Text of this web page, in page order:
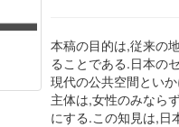
本稿の目的は,従来の
ることである.日本の
現代の公共空間とい
主体は,女性のみなら
にする.この知見は,日